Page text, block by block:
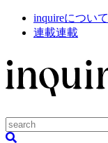
inquireについて
連載連載